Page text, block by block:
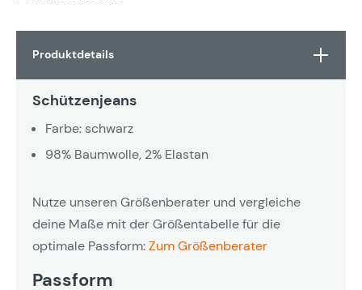
Produktdetails
Schützenjeans
Farbe: schwarz
98% Baumwolle, 2% Elastan
Nutze unseren Größenberater und vergleiche
deine Maße mit der Größentabelle für die
optimale Passform:Zum Größenberater
Passform